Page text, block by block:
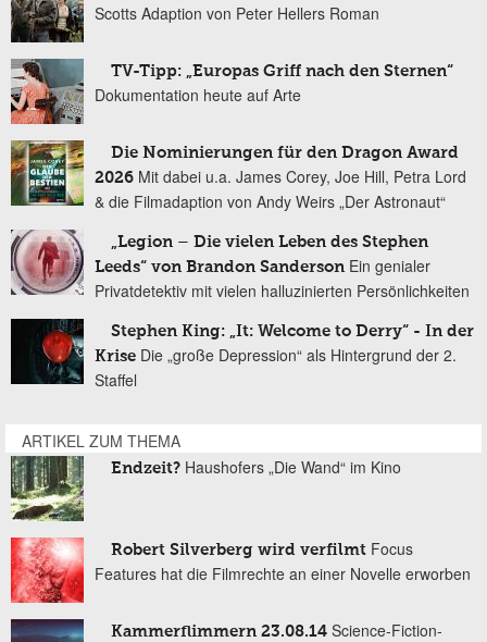
Scotts Adaption von Peter Hellers Roman
TV-Tipp: „Europas Griff nach den Sternen“
Dokumentation heute auf Arte
Die Nominierungen für den Dragon Award
2026 Mit dabei u.a. James Corey, Joe Hill, Petra Lord
& die Filmadaption von Andy Weirs „Der Astronaut“
„Legion – Die vielen Leben des Stephen
Leeds“ von Brandon Sanderson Ein genialer
Privatdetektiv mit vielen halluzinierten Persönlichkeiten
Stephen King: „It: Welcome to Derry“ - In der
Krise Die „große Depression“ als Hintergrund der 2.
Staffel
ARTIKEL ZUM THEMA
Endzeit? Haushofers „Die Wand“ im Kino
Robert Silverberg wird verfilmt Focus
Features hat die Filmrechte an einer Novelle erworben
Kammerflimmern 23.08.14 Science-Fiction-